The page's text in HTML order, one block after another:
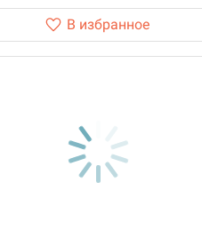
В избранное